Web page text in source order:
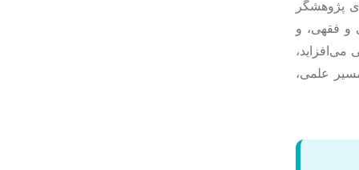
پژوهشگر
و فقهی، و
می‌افزاید،
علمی،